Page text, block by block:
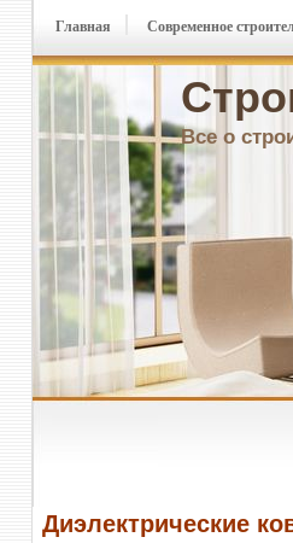
Все о
Главная Современное
Диэлектрические